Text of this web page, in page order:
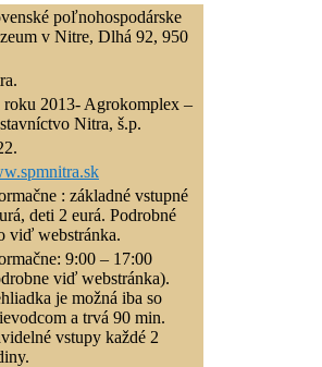
poľnohospodárske
v Nitre, Dlhá 92, 950
roku 2013- Agrokomplex –
Nitra, š.p.
: základné vstupné
deti 2 eurá. Podrobné
viď webstránka.
9:00 – 17:00
viď webstránka).
je možná iba so
a trvá 90 min.
vstupy každé 2